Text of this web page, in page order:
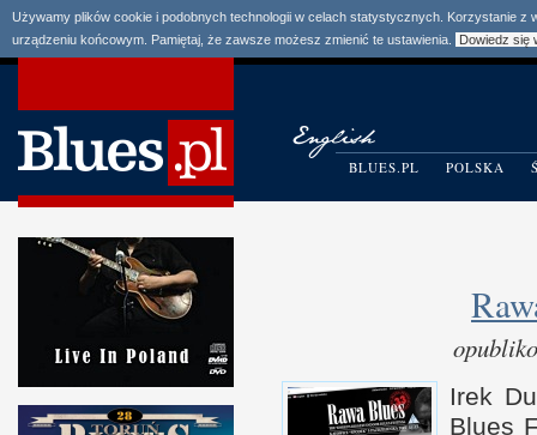
Używamy plików cookie i podobnych technologii w celach statystycznych. Korzystanie
urządzeniu końcowym. Pamiętaj, że zawsze możesz zmienić te ustawienia.
Dowiedz się
BLUES.PL POLSKA
Irek
Blues